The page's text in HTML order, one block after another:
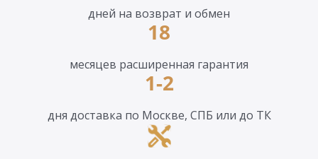
дней на возврат и обмен
18
месяцев расширенная гарантия
1-2
дня доставка по Москве, СПБ или до ТК